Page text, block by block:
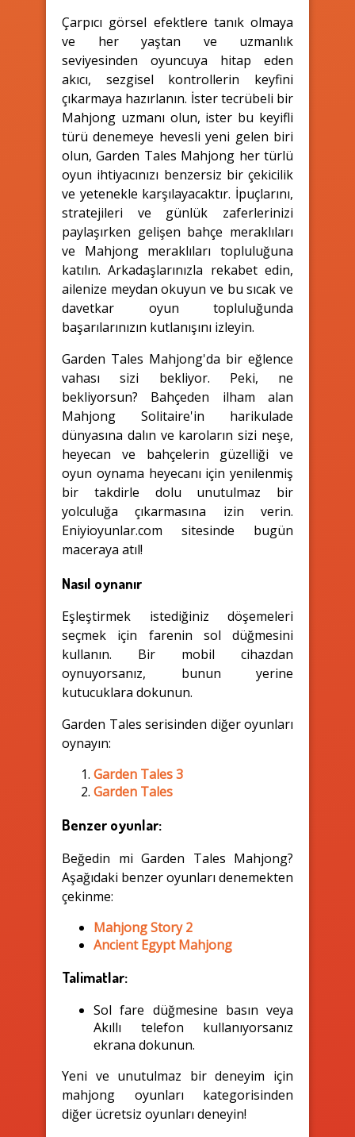
Çarpıcı görsel efektlere tanık olmaya
ve her yaştan ve uzmanlık
seviyesinden oyuncuya hitap eden
akıcı, sezgisel kontrollerin keyfini
çıkarmaya hazırlanın. İster tecrübeli bir
Mahjong uzmanı olun, ister bu keyifli
türü denemeye hevesli yeni gelen biri
olun, Garden Tales Mahjong her türlü
oyun ihtiyacınızı benzersiz bir çekicilik
ve yetenekle karşılayacaktır. İpuçlarını,
stratejileri ve günlük zaferlerinizi
paylaşırken gelişen bahçe meraklıları
ve Mahjong meraklıları topluluğuna
katılın. Arkadaşlarınızla rekabet edin,
ailenize meydan okuyun ve bu sıcak ve
davetkar oyun topluluğunda
başarılarınızın kutlanışını izleyin.
Garden Tales Mahjong'da bir eğlence
vahası sizi bekliyor. Peki, ne
bekliyorsun? Bahçeden ilham alan
Mahjong Solitaire'in harikulade
dünyasına dalın ve karoların sizi neşe,
heyecan ve bahçelerin güzelliği ve
oyun oynama heyecanı için yenilenmiş
bir takdirle dolu unutulmaz bir
yolculuğa çıkarmasına izin verin.
Eniyioyunlar.com sitesinde bugün
maceraya atıl!
Nasıl oynanır
Eşleştirmek istediğiniz döşemeleri
seçmek için farenin sol düğmesini
kullanın. Bir mobil cihazdan
oynuyorsanız, bunun yerine
kutucuklara dokunun.
Garden Tales serisinden diğer oyunları
oynayın:
Garden Tales 3
Garden Tales
Benzer oyunlar:
Beğedin mi Garden Tales Mahjong?
Aşağıdaki benzer oyunları denemekten
çekinme:
Mahjong Story 2
Ancient Egypt Mahjong
Talimatlar:
Sol fare düğmesine basın veya
Akıllı telefon kullanıyorsanız
ekrana dokunun.
Yeni ve unutulmaz bir deneyim için
mahjong oyunları kategorisinden
diğer ücretsiz oyunları deneyin!